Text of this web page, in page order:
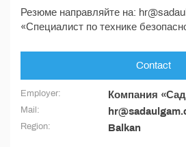
Резюме направляйте на:
«Специалист по технике
Contact
Employer: Компания
Mail:
Region: Balkan